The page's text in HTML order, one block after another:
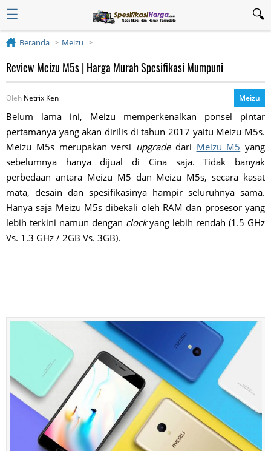
☰
Beranda Meizu
Review Meizu M5s | Harga Murah Spesifikasi Mumpuni
Oleh Netrix Ken Meizu
Belum lama ini, Meizu memperkenalkan ponsel pintar
pertamanya yang akan dirilis di tahun 2017 yaitu Meizu M5s.
Meizu M5s merupakan versi upgradedari Meizu M5 yang
sebelumnya hanya dijual di Cina saja. Tidak banyak
perbedaan antara Meizu M5 dan Meizu M5s, secara kasat
mata, desain dan spesifikasinya hampir seluruhnya sama.
Hanya saja Meizu M5s dibekali oleh RAM dan prosesor yang
lebih terkini namun dengan clockyang lebih rendah (1.5 GHz
Vs. 1.3 GHz / 2GB Vs. 3GB).